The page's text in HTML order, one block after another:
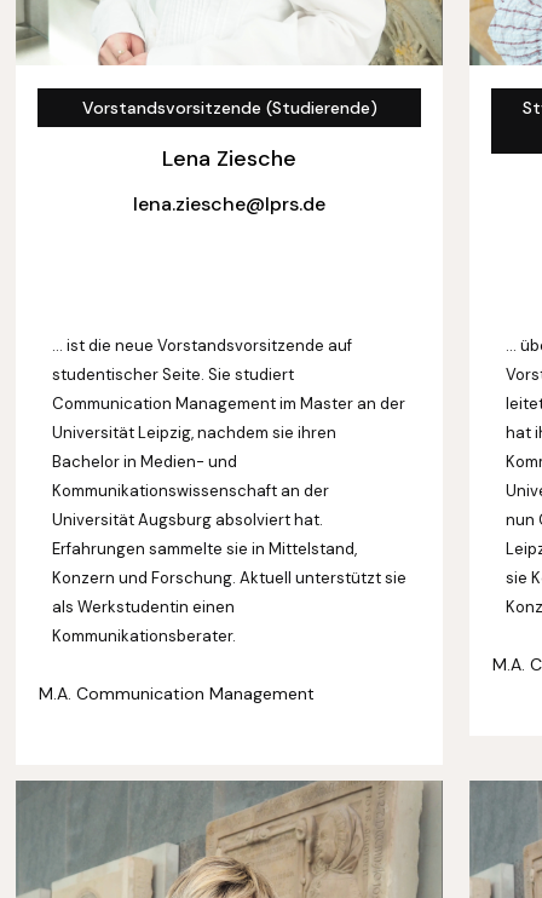
Vorstandsvorsitzende (Studierende)
Lena Ziesche
lena.ziesche@lprs.de
… ist die neue Vorstandsvorsitzende auf
studentischer Seite. Sie studiert
Communication Management im Master an der
Universität Leipzig, nachdem sie ihren
Bachelor in Medien- und
Kommunikationswissenschaft an der
Universität Augsburg absolviert hat.
Erfahrungen sammelte sie in Mittelstand,
Konzern und Forschung. Aktuell unterstützt sie
als Werkstudentin einen
Kommunikationsberater.
M.A. Communication Management
…
hat
nun
sie
M.A.